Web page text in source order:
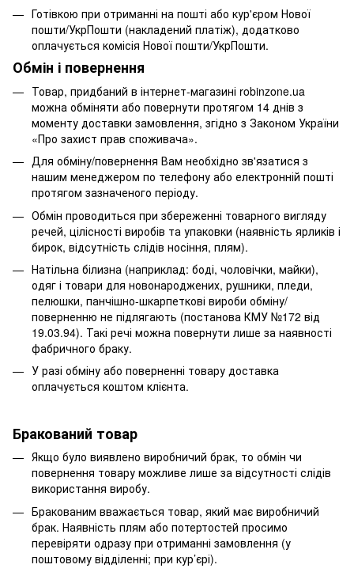
Готівкою при отриманні на пошті або кур'єром Нової
пошти/УкрПошти (накладений платіж), додатково
оплачується комісія Нової пошти/УкрПошти.
Обмін і повернення
Товар, придбаний в інтернет-магазині robinzone.ua
можна обміняти або повернути протягом 14 днів з
моменту доставки замовлення, згідно з Законом України
«Про захист прав споживача».
Для обміну/повернення Вам необхідно зв'язатися з
нашим менеджером по телефону або електронній пошті
протягом зазначеного періоду.
Обмін проводиться при збереженні товарного вигляду
речей, цілісності виробів та упаковки (наявність ярликів і
бирок, відсутність слідів носіння, плям).
Натільна білизна (наприклад: боді, чоловічки, майки),
одяг і товари для новонароджених, рушники, пледи,
пелюшки, панчішно-шкарпеткові вироби обміну/
поверненню не підлягають (постанова КМУ №172 від
19.03.94). Такі речі можна повернути лише за наявності
фабричного браку.
У разі обміну або поверненні товару доставка
оплачується коштом клієнта.
Бракований товар
Якщо було виявлено виробничий брак, то обмін чи
повернення товару можливе лише за відсутності слідів
використання виробу.
Бракованим вважається товар, який має виробничий
брак. Наявність плям або потертостей просимо
перевіряти одразу при отриманні замовлення (у
поштовому відділенні; при кур’єрі).